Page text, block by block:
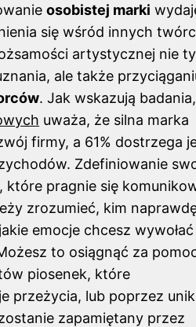
osobistej marki
się wśród innych
artystycznej nie
ale także
. Jak wskazują
uważa, że silna marka
firmy, a 61% dostrzega
Zdefiniowanie
które pragnie się
zrozumieć, kim
emocje chcesz wywołać
to osiągnąć za
piosenek, które
przeżycia, lub poprzez
zapamiętany przez